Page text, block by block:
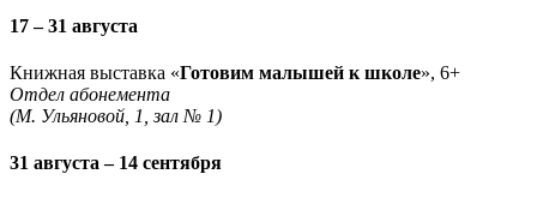
17 – 31 августа
Книжная выставка «Готовим малышей к школе», 6+
Отдел абонемента
(М. Ульяновой, 1, зал № 1)
31 августа – 14 сентября